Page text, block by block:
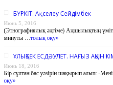
БҮРКІТ. Ақселеу Сейдімбек
Июнь 5, 2016
(Этнографиялық әңгіме) Аңшылықтың
минуты …толық оқу»
ҰЛЫҚБЕК ЕСДӘУЛЕТ. НАҒЫЗ АҚЫН
Июнь 18, 2016
Бір сұлтан бас уәзірін шақырып алып: -
оқу»